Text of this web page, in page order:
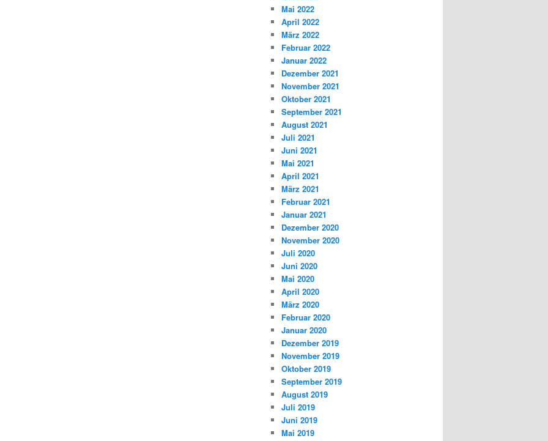
Mai 2022
April 2022
März 2022
Februar 2022
Januar 2022
Dezember 2021
November 2021
Oktober 2021
September 2021
August 2021
Juli 2021
Juni 2021
Mai 2021
April 2021
März 2021
Februar 2021
Januar 2021
Dezember 2020
November 2020
Juli 2020
Juni 2020
Mai 2020
April 2020
März 2020
Februar 2020
Januar 2020
Dezember 2019
November 2019
Oktober 2019
September 2019
August 2019
Juli 2019
Juni 2019
Mai 2019